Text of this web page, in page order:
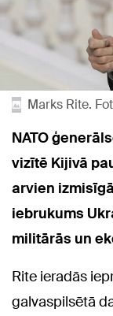
Marks Rite.
NATO
vizītē Kijivā
arvien
iebrukums
militārās un
Rite ieradās
galvaspilsētā